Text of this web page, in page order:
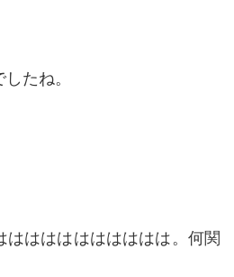
たね。
はははははははははは。何関